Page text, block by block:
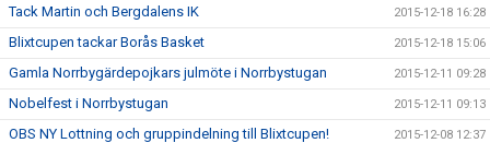
Tack Martin och Bergdalens IK 2015-12-18 16:28
Blixtcupen tackar Borås Basket 2015-12-18 15:06
Gamla Norrbygärdepojkars julmöte i Norrbystugan 2015-12-11 09:28
Nobelfest i Norrbystugan 2015-12-11 09:13
OBS NY Lottning och gruppindelning till Blixtcupen! 2015-12-08 12:37